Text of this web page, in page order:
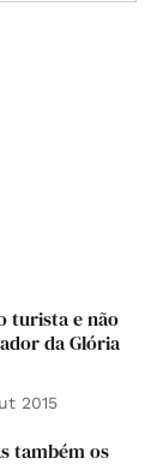
turista e não
da Glória
2015
também os